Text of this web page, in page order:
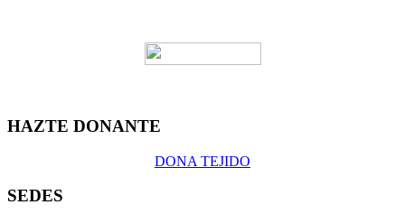
HAZTE DONANTE
DONA TEJIDO
SEDES